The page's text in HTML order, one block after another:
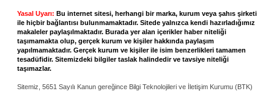
Yasal Uyarı: Bu internet sitesi, herhangi bir marka, kurum veya şahıs şirketi
ile hiçbir bağlantısı bulunmamaktadır. Sitede yalnızca kendi hazırladığımız
makaleler paylaşılmaktadır. Burada yer alan içerikler haber niteliği
taşımamakta olup, gerçek kurum ve kişiler hakkında paylaşım
yapılmamaktadır. Gerçek kurum ve kişiler ile isim benzerlikleri tamamen
tesadüfidir. Sitemizdeki bilgiler taslak halindedir ve tavsiye niteliği
taşımazlar.
Sitemiz, 5651 Sayılı Kanun gereğince Bilgi Teknolojileri ve İletişim Kurumu (BTK)